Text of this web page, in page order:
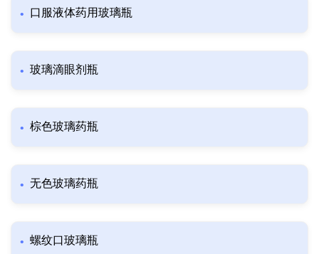
口服液体药用玻璃瓶
玻璃滴眼剂瓶
棕色玻璃药瓶
无色玻璃药瓶
螺纹口玻璃瓶